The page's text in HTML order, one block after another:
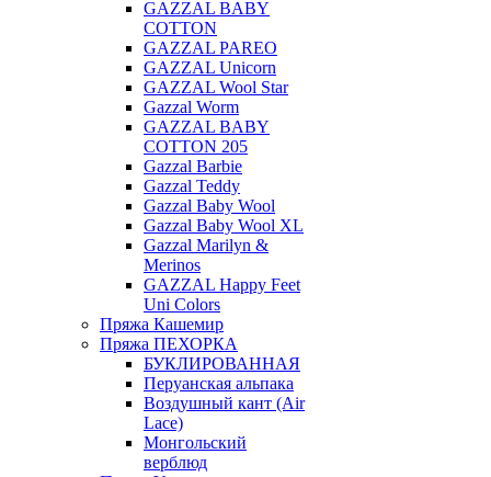
GAZZAL BABY
COTTON
GAZZAL PAREO
GAZZAL Unicorn
GAZZAL Wool Star
Gazzal Worm
GAZZAL BABY
COTTON 205
Gazzal Barbie
Gazzal Teddy
Gazzal Baby Wool
Gazzal Baby Wool XL
Gazzal Marilyn &
Merinos
GAZZAL Happy Feet
Uni Colors
Пряжа Кашемир
Пряжа ПЕХОРКА
БУКЛИРОВАННАЯ
Перуанская альпака
Воздушный кант (Air
Lace)
Монгольский
верблюд